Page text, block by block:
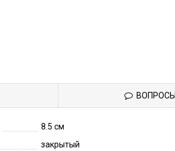
ВОПРОСЫ
8.5 см
закрытый